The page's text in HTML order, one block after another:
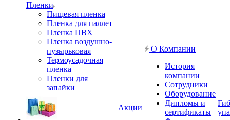
Пленки
Пищевая пленка
Пленка для паллет
Пленка ПВХ
Пленка воздушно-
пузырьковая
Термоусадочная
пленка
Пленки для
запайки
Акции
О Компании
История
компании
Сотрудники
Оборудование
Дипломы и
сертификаты